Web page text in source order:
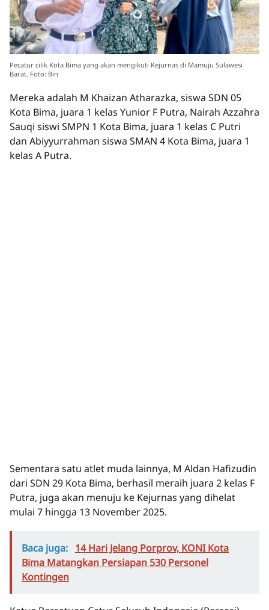
Pecatur cilik Kota Bima yang akan mengikuti Kejurnas di Mamuju Sulawesi
Barat. Foto: Bin
Mereka adalah M Khaizan Atharazka, siswa SDN 05
Kota Bima, juara 1 kelas Yunior F Putra, Nairah Azzahra
Sauqi siswi SMPN 1 Kota Bima, juara 1 kelas C Putri
dan Abiyyurrahman siswa SMAN 4 Kota Bima, juara 1
kelas A Putra.
Sementara satu atlet muda lainnya, M Aldan Hafizudin
dari SDN 29 Kota Bima, berhasil meraih juara 2 kelas F
Putra, juga akan menuju ke Kejurnas yang dihelat
mulai 7 hingga 13 November 2025.
Baca juga: 14 Hari Jelang Porprov, KONI Kota
Bima Matangkan Persiapan 530 Personel
Kontingen